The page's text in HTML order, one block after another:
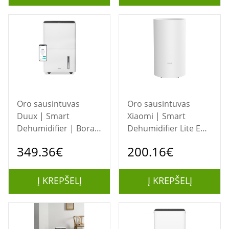
capacity 1.2 L | White
Oro sausintuvas
Duux | Smart
Dehumidifier | Bora |
to 40 m² | Water tank
349.36€
Į KREPŠELĮ
Oro sausintuvas
Xiaomi | Smart
Dehumidifier Lite EU
Suitable for rooms up
capacity 3 L | White
200.16€
Į KREPŠELĮ